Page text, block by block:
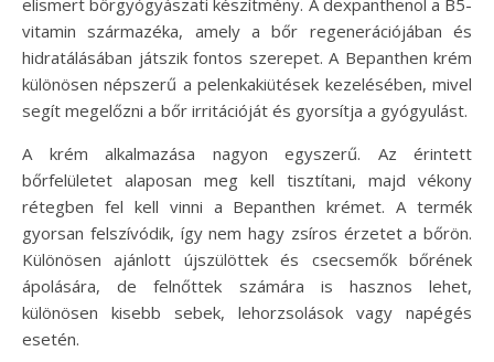
vitamin származéka, amely a bőr regenerációjában és
hidratálásában játszik fontos szerepet. A Bepanthen krém
különösen népszerű a pelenkakiütések kezelésében, mivel
segít megelőzni a bőr irritációját és gyorsítja a gyógyulást.
A krém alkalmazása nagyon egyszerű. Az érintett
bőrfelületet alaposan meg kell tisztítani, majd vékony
rétegben fel kell vinni a Bepanthen krémet. A termék
gyorsan felszívódik, így nem hagy zsíros érzetet a bőrön.
Különösen ajánlott újszülöttek és csecsemők bőrének
ápolására, de felnőttek számára is hasznos lehet,
különösen kisebb sebek, lehorzsolások vagy napégés
esetén.